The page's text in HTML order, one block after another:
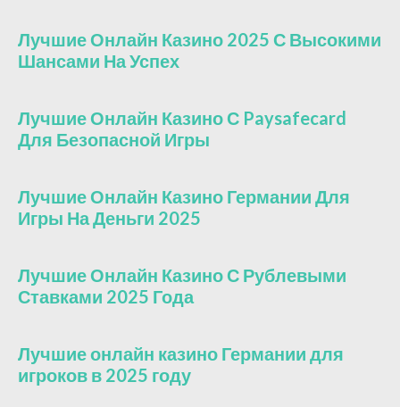
Лучшие Онлайн Казино 2025 С Высокими
Шансами На Успех
Лучшие Онлайн Казино С Paysafecard
Для Безопасной Игры
Лучшие Онлайн Казино Германии Для
Игры На Деньги 2025
Лучшие Онлайн Казино С Рублевыми
Ставками 2025 Года
Лучшие онлайн казино Германии для
игроков в 2025 году